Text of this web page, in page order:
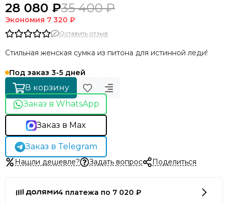
28 080 ₽35 400 ₽
Экономия 7 320 ₽
Оставить отзыв
Стильная женская сумка из питона для истинной леди!
Под заказ 3-5 дней
В корзину
Заказ в WhatsApp
Заказ в Max
Заказ в Telegram
Нашли дешевле? Задать вопрос Поделиться
4 платежа по 7 020 ₽